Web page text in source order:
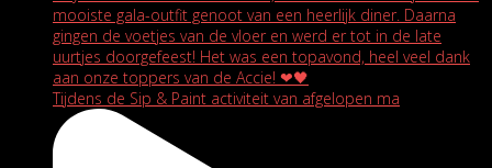
Tijdens de Sip & Paint activiteit van afgelopen ma